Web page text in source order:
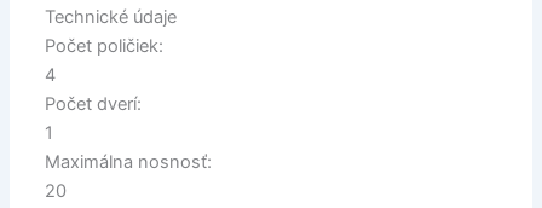
Technické údaje
Počet poličiek:
4
Počet dverí:
1
Maximálna nosnosť:
20